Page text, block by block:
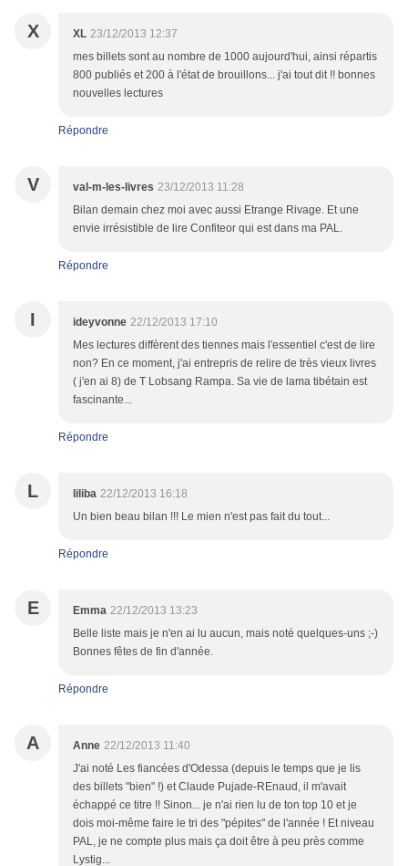
X XL 23/12/2013 12:37
mes billets sont au nombre de 1000 aujourd'hui, ainsi répartis
800 publiés et 200 à l'état de brouillons... j'ai tout dit !! bonnes
nouvelles lectures
Répondre
V val-m-les-livres 23/12/2013 11:28
Bilan demain chez moi avec aussi Etrange Rivage. Et une
envie irrésistible de lire Confiteor qui est dans ma PAL.
Répondre
I ideyvonne 22/12/2013 17:10
Mes lectures diffèrent des tiennes mais l'essentiel c'est de lire
non? En ce moment, j'ai entrepris de relire de très vieux livres
( j'en ai 8) de T Lobsang Rampa. Sa vie de lama tibétain est
fascinante...
Répondre
L liliba 22/12/2013 16:18
Un bien beau bilan !!! Le mien n'est pas fait du tout...
Répondre
E Emma 22/12/2013 13:23
Belle liste mais je n'en ai lu aucun, mais noté quelques-uns ;-)
Bonnes fêtes de fin d'année.
Répondre
A Anne 22/12/2013 11:40
J'ai noté Les fiancées d'Odessa (depuis le temps que je lis
des billets "bien" !) et Claude Pujade-REnaud, il m'avait
échappé ce titre !! Sinon... je n'ai rien lu de ton top 10 et je
dois moi-même faire le tri des "pépites" de l'année ! Et niveau
PAL, je ne compte plus mais ça doit être à peu près comme
Lystig...